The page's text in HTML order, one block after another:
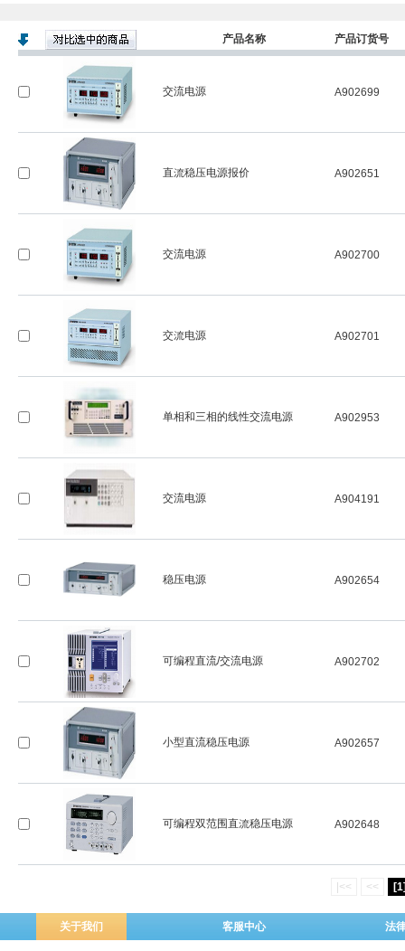
产品名称 产品订货号
交流电源 A902699
直流稳压电源报价 A902651
交流电源 A902700
交流电源 A902701
单相和三相的线性交流电源 A902953
交流电源 A904191
稳压电源 A902654
可编程直流/交流电源 A902702
小型直流稳压电源 A902657
可编程双范围直流稳压电源 A902648
|<< <<
关于我们 客服中心 法